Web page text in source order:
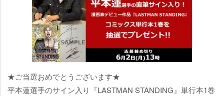
★ご当選おめでとうございます★
平本蓮選手のサイン入り『LASTMAN STANDING』単行本1巻